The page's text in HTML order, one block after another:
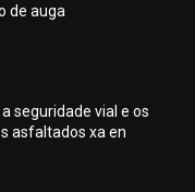
de auga
seguridade vial e os
asfaltados xa en